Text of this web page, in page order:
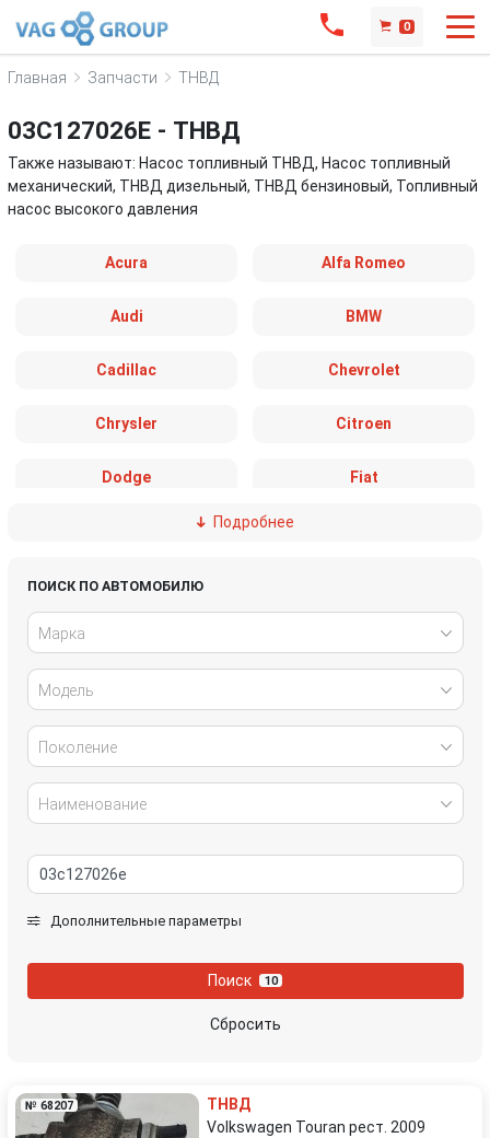
0
Главная Запчасти ТНВД
03C127026E - ТНВД
Также называют: Насос топливный ТНВД, Насос топливный
механический, ТНВД дизельный, ТНВД бензиновый, Топливный
насос высокого давления
Acura Alfa Romeo
Audi BMW
Cadillac Chevrolet
Chrysler Citroen
Dodge Fiat
Honda
Kia
Land Rover
Mazda Mercedes-Benz
Nissan Opel
SEAT Skoda
Подробнее
ПОИСК ПО АВТОМОБИЛЮ
Марка
Модель
Поколение
Наименование
Дополнительные параметры
Поиск 10
Сбросить
№ 68207
ТНВД
Volkswagen Touran рест. 2009